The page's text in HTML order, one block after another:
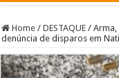
Home / DESTAQUE /
denúncia de disparos em